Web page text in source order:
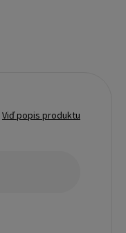
Viď popis produktu